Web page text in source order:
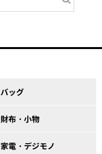
バッグ
財布・小物
家電・デジモノ